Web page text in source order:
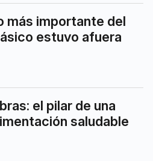
más importante del
estuvo afuera
el pilar de una
saludable